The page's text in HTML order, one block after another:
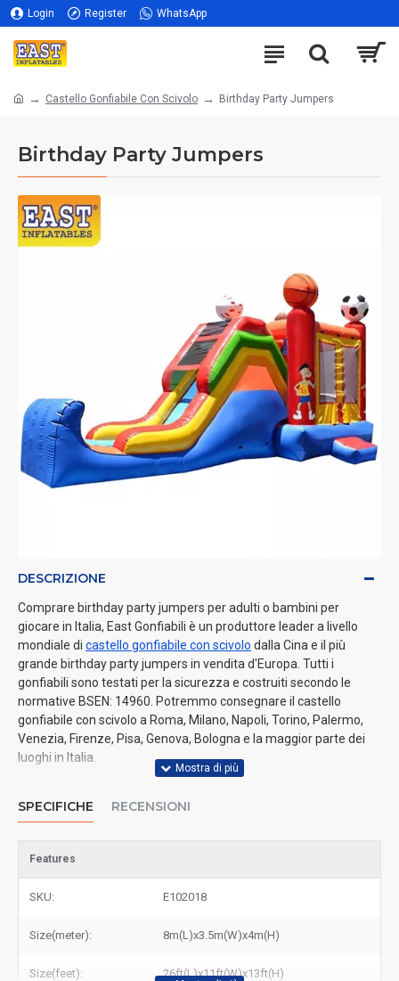
Login Register WhatsApp
Castello Gonfiabile Con Scivolo Birthday Party Jumpers
Birthday Party Jumpers
DESCRIZIONE
Comprare birthday party jumpers per adulti o bambini per
giocare in Italia, East Gonfiabili è un produttore leader a livello
mondiale di castello gonfiabile con scivolo dalla Cina e il più
grande birthday party jumpers in vendita d'Europa. Tutti i
gonfiabili sono testati per la sicurezza e costruiti secondo le
normative BSEN: 14960. Potremmo consegnare il castello
gonfiabile con scivolo a Roma, Milano, Napoli, Torino, Palermo,
Venezia, Firenze, Pisa, Genova, Bologna e la maggior parte dei
luoghi in Italia.
SPECIFICHE RECENSIONI
Features
SKU: E102018
Size(meter): 8m(L)x3.5m(W)x4m(H)
Size(feet): 26ft(L)x11ft(W)x13ft(H)